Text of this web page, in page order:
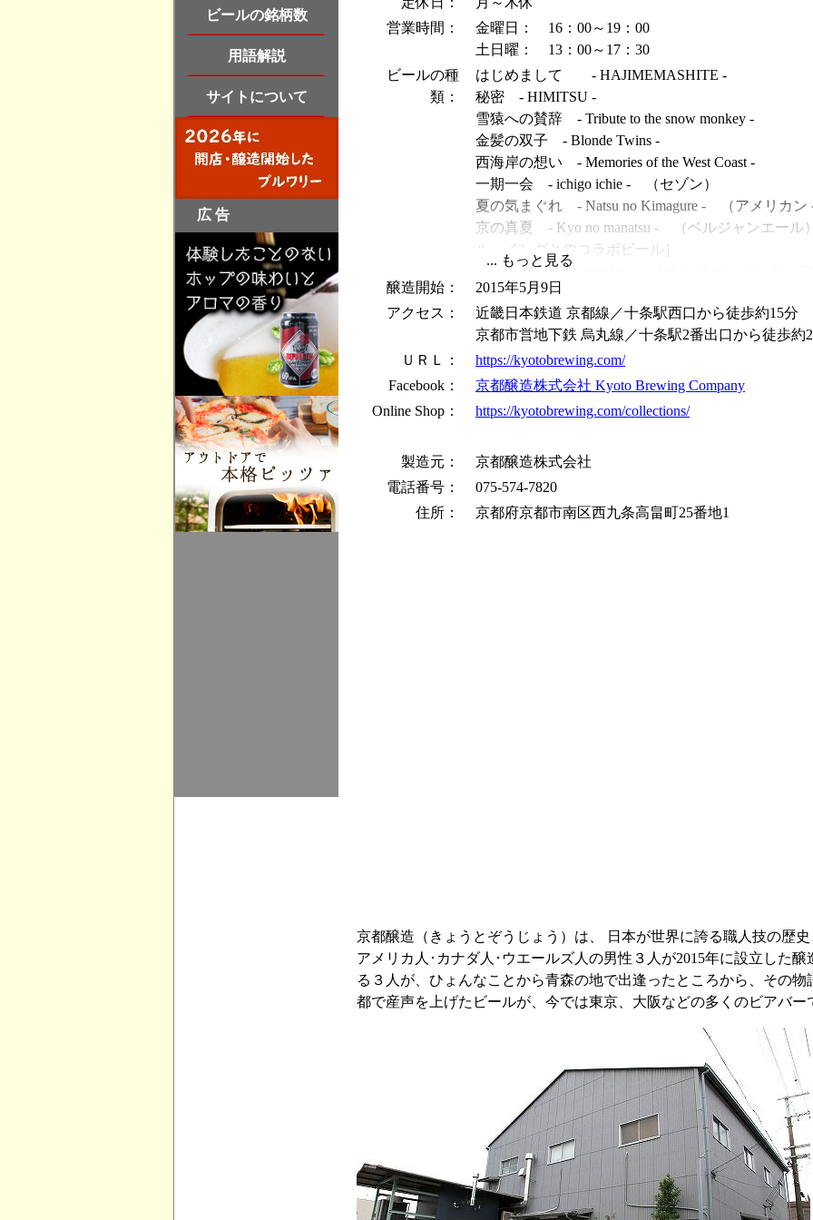
営業時間：
金曜日： 16：00～19：00
土日曜： 13：00～17：30
ビールの種
類：
はじめまして - HAJIMEMASHITE -
秘密 - HIMITSU -
雪猿への賛辞 - Tribute to the snow monkey -
金髪の双子 - Blonde Twins -
西海岸の想い - Memories of the West Coast -
一期一会 - ichigo ichie - （セゾン）
夏の気まぐれ - Natsu no Kimagure - （アメリカン
京の真夏 - Kyo no manatsu - （ベルジャンエール
ルーイングとのコラボビール］
一意専心 - ichii senshin - （ベルジャン インディア
秋の気まぐれ - aki no Kimagure - （レッドエール
与謝野の挑戦 - yosano no cho-sen -
黒潮の如く - Kuroshio no Gotoku - （ベルジャン
春のきまぐれ - Haru no Kimagure - （ペールエール
なごり雪 - Nagoriyuki - （ベルジャンウィート）
ル）
湘京折衷 京都醸造バージョン - Shoukyou Secchuu
ィートエール）
湘京折衷 湘南ビールバージョン - Shoukyou
夏の気まぐれ （セッション インディア ペールエ
毬文 - Marifumi - （ベルジャン セッション インデ
辛 - Shin - （インディア ペールエール）
わたぬき （フルーツサワー）
週休6日 （ベルジャン セッション インディア ペー
野生主義 （ブレット インディア ペールエール）
古道をゆく （クラシックセゾン）
醸造開始：
2015年5月9日
アクセス：
近畿日本鉄道 京都線／十条駅西口から徒歩約15分
京都市営地下鉄 烏丸線／十条駅2番出口から徒歩約
ＵＲＬ：
https://kyotobrewing.com/
Facebook：
京都醸造株式会社 Kyoto Brewing Company
Online Shop：
https://kyotobrewing.com/collections/
製造元：
京都醸造株式会社
電話番号：
075-574-7820
住所：
京都府京都市南区西九条高畠町25番地1
京都醸造（きょうとぞうじょう）は、 日本が世界に誇る職人技の歴史
アメリカ人･カナダ人･ウエールズ人の男性３人が2015年に設立した
る３人が、ひょんなことから青森の地で出逢ったところから、その
都で産声を上げたビールが、今では東京、大阪などの多くのビアバー